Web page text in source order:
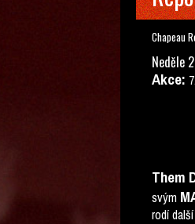
Chapeau
Neděle
Akce:
Them
svým
rodí